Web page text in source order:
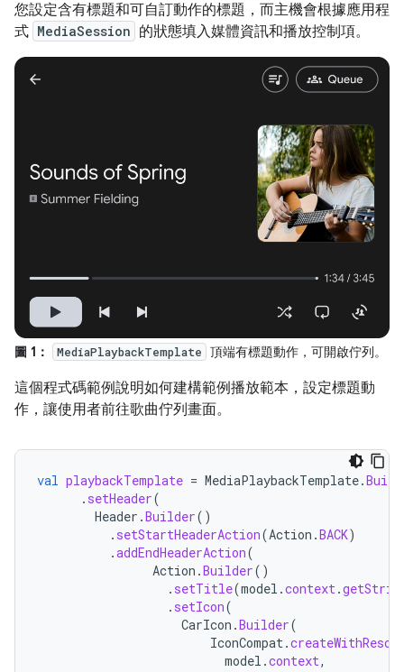
您設定含有標題和可自訂動作的標題，而主機會根據應用程
式 MediaSession 的狀態填入媒體資訊和播放控制項。
圖 1： MediaPlaybackTemplate 頂端有標題動作，可開啟佇列。
這個程式碼範例說明如何建構範例播放範本，設定標題動
作，讓使用者前往歌曲佇列畫面。
val playbackTemplate = MediaPlaybackTemplate.
. setHeader(
Header .Builder()
. setStartHeaderAction(Action .BACK)
.addEndHeaderAction(
Action .Builder()
. setTitle(model .context.
. setIcon(
CarIcon .Builder(
IconCompat.
model .context,